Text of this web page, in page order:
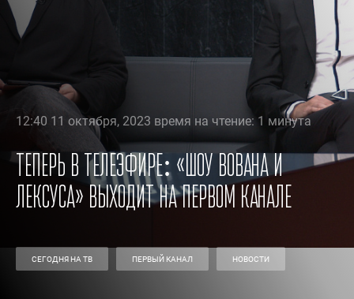
12:40 11 октября, 2023 время на чтение: 1 минута
Теперь в телеэфире: «Шоу Вована и
Лексуса» выходит на Первом канале
СЕГОДНЯ НА ТВ ПЕРВЫЙ КАНАЛ НОВОСТИ